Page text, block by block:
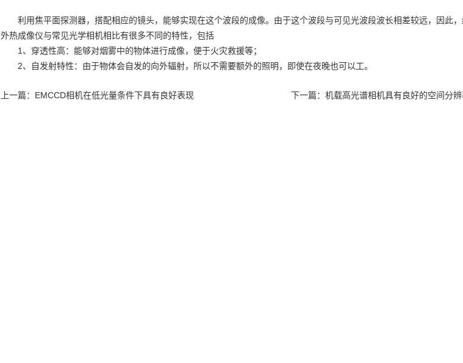
利用焦平面探测器，搭配相应的镜头，能够实现在这个波段的成像。由于这个波段与可见光波段波长相差较远，因此
外热成像仪与常见光学相机相比有很多不同的特性，包括
1、穿透性高：能够对烟雾中的物体进行成像，便于火灾救援等；
2、自发射特性：由于物体会自发的向外辐射，所以不需要额外的照明，即使在夜晚也可以工。
下一篇： 机载高光谱相机具有良好的空间分
上一篇： EMCCD相机在低光量条件下具有良好表现